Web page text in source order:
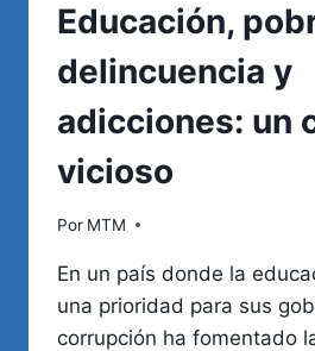
Educación,
delincuencia y
adicciones: un
vicioso
Por MTM
En un país donde la
una prioridad para sus
corrupción ha fomentado